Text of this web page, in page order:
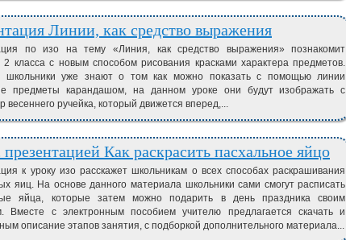
Линии, как средство выражения
по изо на тему «Линия, как средство выражения» познакомит
2 класса с новым способом рисования красками характера предметов.
школьники уже знают о том как можно показать с помощью линии
предметы карандашом, на данном уроке они будут изображать с
ручейка, который движется вперед,...
презентацией Как раскрасить пасхальное яйцо
к уроку изо расскажет школьникам о всех способах раскрашивания
яиц. На основе данного материала школьники сами смогут расписать
яйца, которые затем можно подарить в день праздника своим
Вместе с электронным пособием учителю предлагается скачать и
описание этапов занятия, с подборкой дополнительного материала...